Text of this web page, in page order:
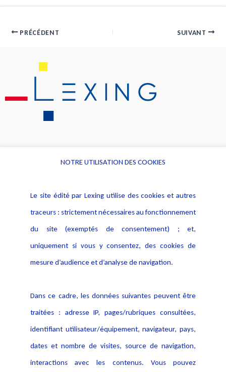
PRÉCÉDENT SUIVANT
Alerte professionnelle
Déclaration d'accessibilité
Notice Légale
Politique de protection des
données
Publications
NOTRE UTILISATION DES COOKIES
Le site édité par Lexing utilise des cookies et autres
traceurs : strictement nécessaires au fonctionnement
du site (exemptés de consentement) ; et,
uniquement si vous y consentez, des cookies de
mesure d’audience et d’analyse de navigation.
Dans ce cadre, les données suivantes peuvent être
traitées : adresse IP, pages/rubriques consultées,
identifiant utilisateur/équipement, navigateur, pays,
dates et nombre de visites, source de navigation,
interactions avec les contenus. Vous pouvez